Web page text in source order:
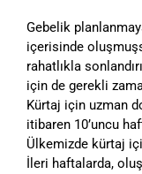
Gebelik
içerisinde
rahatlıkla
için de gerekli
Kürtaj için uzman
itibaren 10’uncu
Ülkemizde kürtaj
İleri haftalarda,